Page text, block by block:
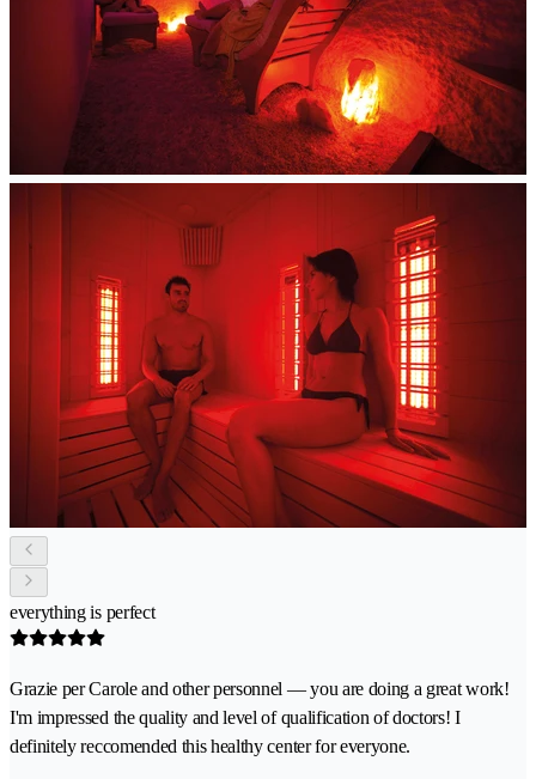
everything is perfect
Grazie per Carole and other personnel — you are doing a great work!
I'm impressed the quality and level of qualification of doctors! I
definitely reccomended this healthy center for everyone.